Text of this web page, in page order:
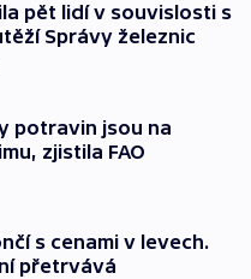
pět lidí v souvislosti s
Správy železnic
potravin jsou na
zjistila FAO
s cenami v levech.
přetrvává